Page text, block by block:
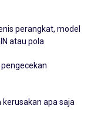
perangkat, model
atau pola
apa saja